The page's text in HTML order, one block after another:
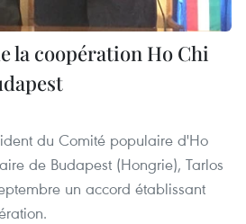
la coopération Ho Chi
du Comité populaire d'Ho
de Budapest (Hongrie), Tarlos
un accord établissant